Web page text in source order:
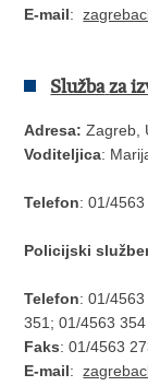
E-mail:
Službaza
Adresa:Zagreb,
Voditeljica:
Telefon: 01/4563
Policijski
Telefon: 01/
351; 01/4563 354
Faks: 01/4563
E-mail: